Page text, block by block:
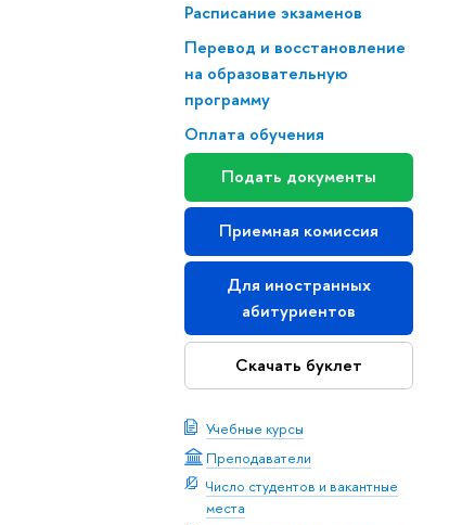
Расписание экзаменов
Перевод и восстановление
на образовательную
программу
Оплата обучения
Подать документы
Приемная комиссия
Для иностранных
абитуриентов
Скачать буклет
Учебные курсы
Преподаватели
Число студентов и вакантные
места